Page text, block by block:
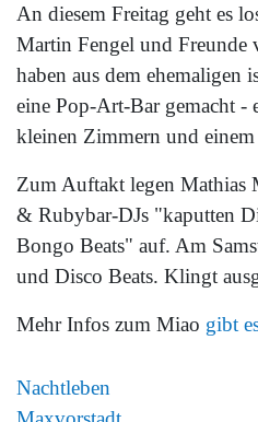
An diesem Freitag geht es
Martin Fengel und Freunde
haben aus dem ehemaligen
eine Pop-Art-Bar gemacht -
kleinen Zimmern und
Zum Auftakt legen Mathias
& Rubybar-DJs "kaputten
Bongo Beats" auf. Am
und Disco Beats. Klingt
Mehr Infos zum Miao gibt
Nachtleben